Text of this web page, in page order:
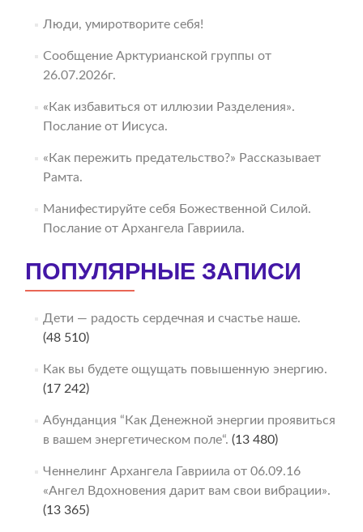
Люди, умиротворите себя!
Сообщение Арктурианской группы от
26.07.2026г.
«Как избавиться от иллюзии Разделения».
Послание от Иисуса.
«Как пережить предательство?» Рассказывает
Рамта.
Манифестируйте себя Божественной Силой.
Послание от Архангела Гавриила.
ПОПУЛЯРНЫЕ ЗАПИСИ
Дети — радость сердечная и счастье наше.
(48 510)
Как вы будете ощущать повышенную энергию.
(17 242)
Абунданция “Как Денежной энергии проявиться
в вашем энергетическом поле“. (13 480)
Ченнелинг Архангела Гавриила от 06.09.16
«Ангел Вдохновения дарит вам свои вибрации».
(13 365)